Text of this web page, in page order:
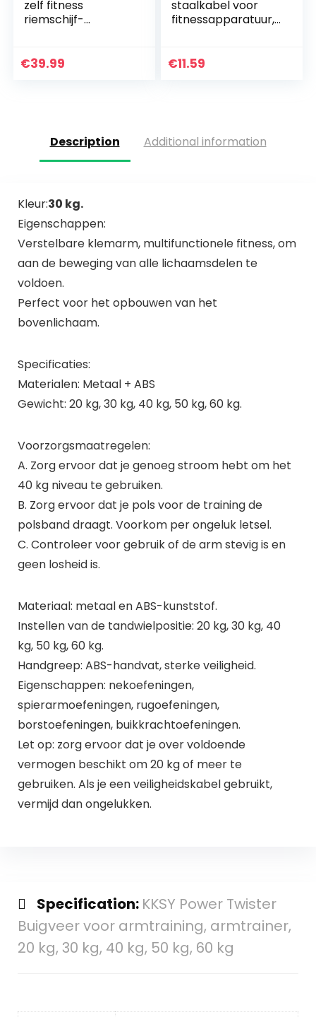
zelf fitness
riemschijf-
fitnessstudio, 1,8 m
€39.99
staalkabel voor
fitnessapparatuur,
draadkabel met
€11.59
Description Additional information
Kleur:30 kg.
Eigenschappen:
Verstelbare klemarm, multifunctionele fitness, om
aan de beweging van alle lichaamsdelen te
voldoen.
Perfect voor het opbouwen van het
bovenlichaam.
Specificaties:
Materialen: Metaal + ABS
Gewicht: 20 kg, 30 kg, 40 kg, 50 kg, 60 kg.
Voorzorgsmaatregelen:
A. Zorg ervoor dat je genoeg stroom hebt om het
40 kg niveau te gebruiken.
B. Zorg ervoor dat je pols voor de training de
polsband draagt. Voorkom per ongeluk letsel.
C. Controleer voor gebruik of de arm stevig is en
geen losheid is.
Materiaal: metaal en ABS-kunststof.
Instellen van de tandwielpositie: 20 kg, 30 kg, 40
kg, 50 kg, 60 kg.
Handgreep: ABS-handvat, sterke veiligheid.
Eigenschappen: nekoefeningen,
spierarmoefeningen, rugoefeningen,
borstoefeningen, buikkrachtoefeningen.
Let op: zorg ervoor dat je over voldoende
vermogen beschikt om 20 kg of meer te
gebruiken. Als je een veiligheidskabel gebruikt,
vermijd dan ongelukken.
Specification: KKSY Power Twister
Buigveer voor armtraining, armtrainer,
20 kg, 30 kg, 40 kg, 50 kg, 60 kg